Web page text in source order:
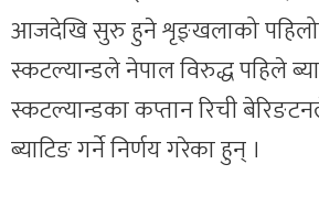
आजदेखि सुरु हुने शृङ्खलाको
स्कटल्यान्डले नेपाल विरुद्ध पहिले
स्कटल्यान्डका कप्तान रिची
ब्याटिङ गर्ने निर्णय गरेका हुन् ।